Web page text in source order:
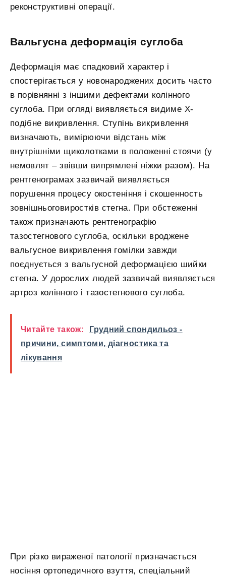
реконструктивні операції.
Вальгусна деформація суглоба
Деформація має спадковий характер і
спостерігається у новонароджених досить часто
в порівнянні з іншими дефектами колінного
суглоба. При огляді виявляється видиме Х-
подібне викривлення. Ступінь викривлення
визначають, вимірюючи відстань між
внутрішніми щиколотками в положенні стоячи (у
немовлят – звівши випрямлені ніжки разом). На
рентгенограмах зазвичай виявляється
порушення процесу окостеніння і скошенность
зовнішньоговиростків стегна. При обстеженні
також призначають рентгенографію
тазостегнового суглоба, оскільки вроджене
вальгусное викривлення гомілки завжди
поєднується з вальгусной деформацією шийки
стегна. У дорослих людей зазвичай виявляється
артроз колінного і тазостегнового суглоба.
Читайте також:
Грудний спондильоз -
причини, симптоми, діагностика та
лікування
При різко вираженої патології призначається
носіння ортопедичного взуття, спеціальний